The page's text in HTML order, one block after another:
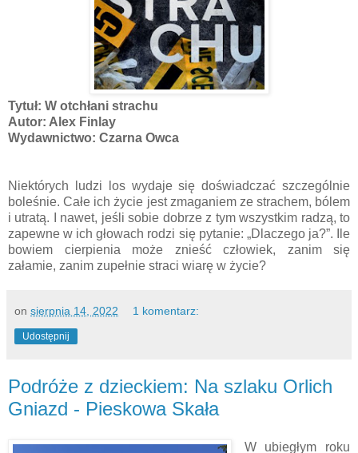
Tytuł: W otchłani strachu
Autor: Alex Finlay
Wydawnictwo: Czarna Owca
Niektórych ludzi los wydaje się doświadczać szczególnie
boleśnie. Całe ich życie jest zmaganiem ze strachem, bólem
i utratą. I nawet, jeśli sobie dobrze z tym wszystkim radzą, to
zapewne w ich głowach rodzi się pytanie: „Dlaczego ja?”. Ile
bowiem cierpienia może znieść człowiek, zanim się
załamie, zanim zupełnie straci wiarę w życie?
on sierpnia 14, 2022 1 komentarz:
Udostępnij
Podróże z dzieckiem: Na szlaku Orlich
Gniazd - Pieskowa Skała
W ubiegłym roku